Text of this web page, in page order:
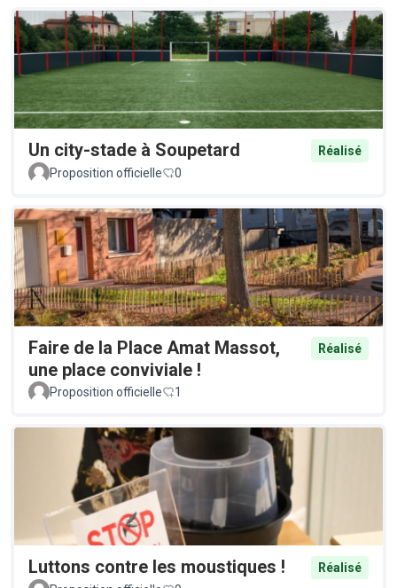
Un city-stade à Soupetard
Réalisé
Proposition officielle
0
Faire de la Place Amat Massot,
une place conviviale !
Réalisé
Proposition officielle 1
Luttons contre les moustiques !
Réalisé